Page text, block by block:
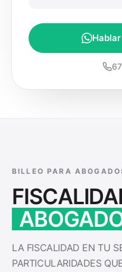
BILLEO PARA
LA FISCALIDAD EN TU
PARTICULARIDADES